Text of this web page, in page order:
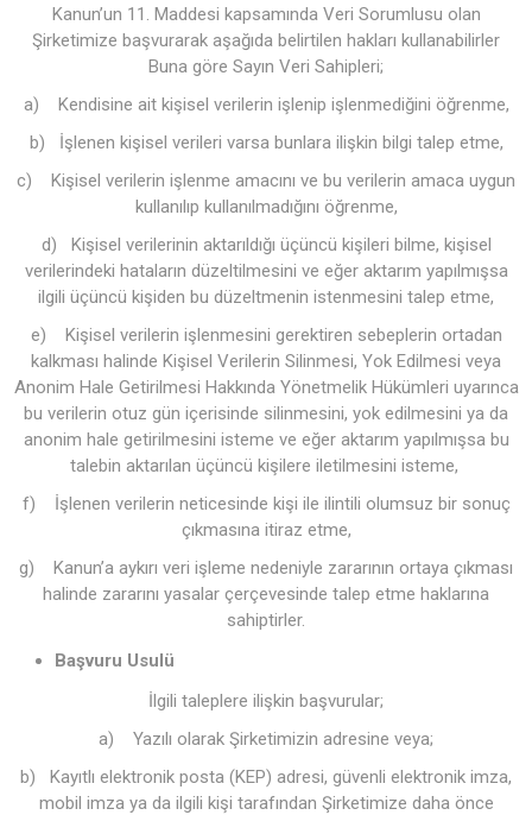
Kanun’un 11. Maddesi kapsamında Veri Sorumlusu olan
Şirketimize başvurarak aşağıda belirtilen hakları kullanabilirler
Buna göre Sayın Veri Sahipleri;
a) Kendisine ait kişisel verilerin işlenip işlenmediğini öğrenme,
b) İşlenen kişisel verileri varsa bunlara ilişkin bilgi talep etme,
c) Kişisel verilerin işlenme amacını ve bu verilerin amaca uygun
kullanılıp kullanılmadığını öğrenme,
d) Kişisel verilerinin aktarıldığı üçüncü kişileri bilme, kişisel
verilerindeki hataların düzeltilmesini ve eğer aktarım yapılmışsa
ilgili üçüncü kişiden bu düzeltmenin istenmesini talep etme,
e) Kişisel verilerin işlenmesini gerektiren sebeplerin ortadan
kalkması halinde Kişisel Verilerin Silinmesi, Yok Edilmesi veya
Anonim Hale Getirilmesi Hakkında Yönetmelik Hükümleri uyarınca
bu verilerin otuz gün içerisinde silinmesini, yok edilmesini ya da
anonim hale getirilmesini isteme ve eğer aktarım yapılmışsa bu
talebin aktarılan üçüncü kişilere iletilmesini isteme,
f) İşlenen verilerin neticesinde kişi ile ilintili olumsuz bir sonuç
çıkmasına itiraz etme,
g) Kanun’a aykırı veri işleme nedeniyle zararının ortaya çıkması
halinde zararını yasalar çerçevesinde talep etme haklarına
sahiptirler.
Başvuru Usulü
İlgili taleplere ilişkin başvurular;
a) Yazılı olarak Şirketimizin adresine veya;
b) Kayıtlı elektronik posta (KEP) adresi, güvenli elektronik imza,
mobil imza ya da ilgili kişi tarafından Şirketimize daha önce